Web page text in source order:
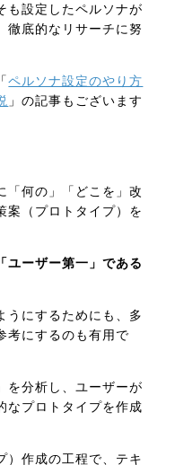
も設定したペルソナが
徹底的なリサーチに努
ペルソナ設定のやり方
」の記事もございます
何の」「どこを」改
案（プロトタイプ）を
「ユーザー第一」である
うにするためにも、多
考にするのも有用で
を分析し、ユーザーが
なプロトタイプを作成
）作成の工程で、テキ